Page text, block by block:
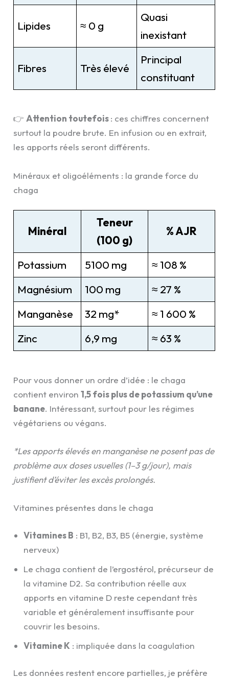
Lipides ≈ 0 g
Quasi
inexistant
Fibres Très élevé
Principal
constituant
👉Attention toutefois: ces chiffres concernent
surtout la poudre brute. En infusion ou en extrait,
les apports réels seront différents.
Minéraux et oligoéléments : la grande force du
chaga
Minéral
Teneur
(100 g)
% AJR
Potassium 5100 mg
≈ 108 %
Magnésium
100 mg
≈ 27 %
Manganèse
32 mg*
≈ 1 600 %
Zinc
6,9 mg ≈ 63 %
Pour vous donner un ordre d’idée : le chaga
contient environ1,5 fois plus de potassium qu’une
banane. Intéressant, surtout pour les régimes
végétariens ou végans.
*Les apports élevés en manganèse ne posent pas de
problème aux doses usuelles (1–3 g/jour), mais
justifient d’éviter les excès prolongés.
Vitamines présentes dans le chaga
Vitamines B : B1, B2, B3, B5 (énergie, système
nerveux)
Le chaga contient de l’ergostérol, précurseur de
la vitamine D2. Sa contribution réelle aux
apports en vitamine D reste cependant très
variable et généralement insuffisante pour
couvrir les besoins.
Vitamine K : impliquée dans la coagulation
Les données restent encore partielles, je préfère